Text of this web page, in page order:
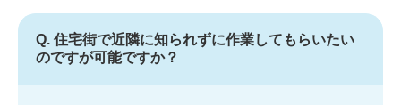
Q. 住宅街で近隣に知られずに作業してもらいたい
のですが可能ですか？